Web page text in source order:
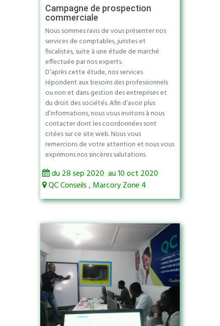
Campagne de prospection
commerciale
Nous sommes ravis de vous présenter nos
services de comptables, juristes et
fiscalistes, suite à une étude de marché
effectuée par nos experts.
D’après cette étude, nos services
répondent aux besoins des professionnels
ou non et dans gestion des entreprises et
du droit des sociétés. Afin d’avoir plus
d’informations, nous vous invitons à nous
contacter dont les coordonnées sont
citées sur ce site web. Nous vous
remercions de votre attention et nous vous
exprimons nos sincères salutations.
du 28 sep 2020 au 10 oct 2020
QC Conseils , Marcory Zone 4